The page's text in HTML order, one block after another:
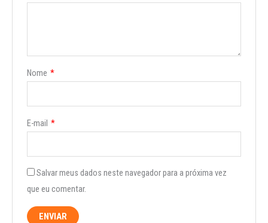
Nome *
E-mail *
Salvar meus dados neste navegador para a próxima vez
que eu comentar.